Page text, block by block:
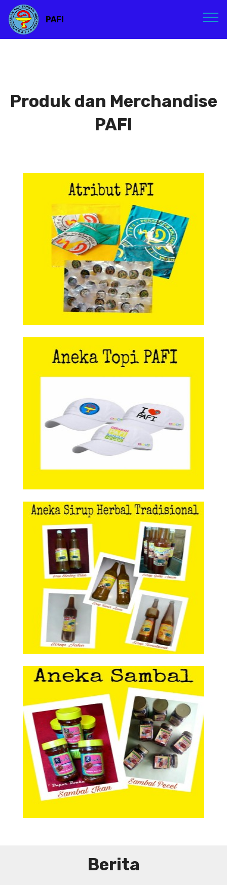
PAFI
Produk dan Merchandise
PAFI
Atribut PAFI
Atribut PAFI
Aneka Topi PAFI
Aneka Sirup Herbal Tradisional
Aneka Sirup Herbal
Tradisional
Aneka Sambal
Aneka Sambal
Berita